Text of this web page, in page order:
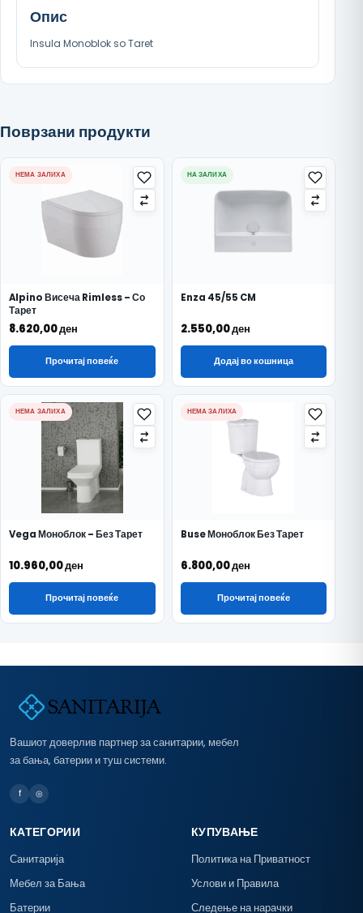
Опис
Insula Monoblok so Taret
Поврзани продукти
НЕМА ЗАЛИХА
Alpino Висеча Rimless – Со
Тарет
8.620,00ден
Прочитај повеќе
НА ЗАЛИХА
Enza 45/55 CM
2.550,00ден
Додај во кошница
НЕМА ЗАЛИХА
Vega Моноблок – Без Тарет
10.960,00ден
Прочитај повеќе
НЕМА ЗАЛИХА
Buse Моноблок Без Тарет
6.800,00ден
Прочитај повеќе
Вашиот доверлив партнер за санитарии, мебел
за бања, батерии и туш системи.
f ◎
КАТЕГОРИИ
Санитарија
Мебел за Бања
Батерии
КУПУВАЊЕ
Политика на Приватност
Услови и Правила
Следење на нарачки